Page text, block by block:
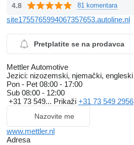
4.8 81 komentara
site1755765994067357653.autoline.nl
Pretplatite se na prodavca
Mettler Automotive
Jezici: nizozemski, njemački, engleski
Pon - Pet 08:00 - 17:00
Sub 08:00 - 12:00
+31 73 549... Prikaži +31 73 549 2956
Nazovite me
www.mettler.nl
Adresa